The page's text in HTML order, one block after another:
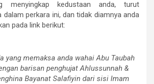
menyingkap kedustaan anda, turut
dalam perkara ini, dan tidak diamnya anda
pada link berikut:
yang memaksa anda wahai Abu Taubah
barisan penghujat Ahlussunnah &
Bayanat Salafiyin dari sisi Imam